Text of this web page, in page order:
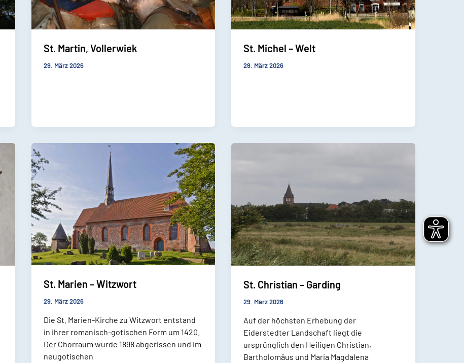
St. Martin, Vollerwiek
29. März 2026
St. Michel – Welt
29. März 2026
St. Marien – Witzwort
29. März 2026
Die St. Marien-Kirche zu Witzwort entstand
in ihrer romanisch-gotischen Form um 1420.
Der Chorraum wurde 1898 abgerissen und im
neugotischen
St. Christian – Garding
29. März 2026
Auf der höchsten Erhebung der
Eiderstedter Landschaft liegt die
ursprünglich den Heiligen Christian,
Bartholomäus und Maria Magdalena